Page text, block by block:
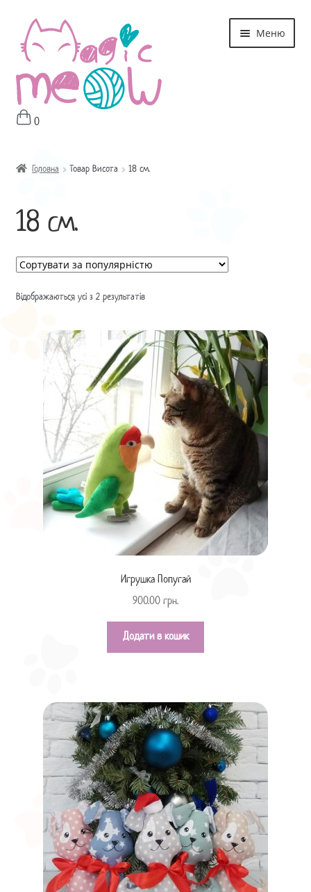
Перейти
до
навігації
Перейти
до
контенту
Меню
Головна
Магазин
Контакти
0
Головна Товар Висота 18 см.
18 см.
Відображаються усі з 2 результатів
Игрушка Попугай
900.00 грн.
Додати в кошик